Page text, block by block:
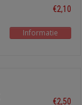
€2,10
Informatie
€2,50